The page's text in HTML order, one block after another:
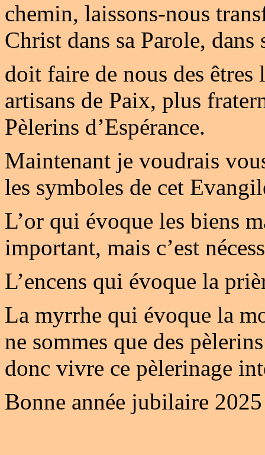
chemin, laissons-nous
Christ dans sa Parole,
doit faire de nous des
artisans de Paix, plus
Pèlerins d’Espérance.
Maintenant je voudrais
les symboles de cet
L’or qui évoque les biens
important, mais c’est
L’encens qui évoque la
La myrrhe qui évoque la
ne sommes que des
donc vivre ce pèlerinage
Bonne année jubilaire